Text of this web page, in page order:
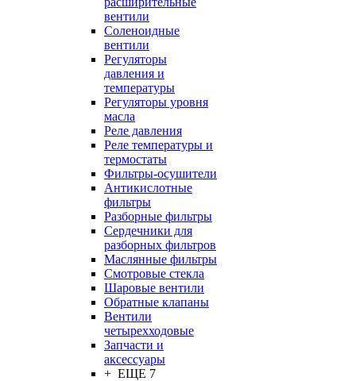
вентили
Соленоидные
вентили
Регуляторы
давления и
температуры
Регуляторы уровня
масла
Реле давления
Реле температуры и
термостаты
Фильтры-осушители
Антикислотные
фильтры
Разборные фильтры
Сердечники для
разборных фильтров
Маслянные фильтры
Смотровые стекла
Шаровые вентили
Обратные клапаны
Вентили
четырехходовые
Запчасти и
аксессуары
+ ЕЩЕ 7